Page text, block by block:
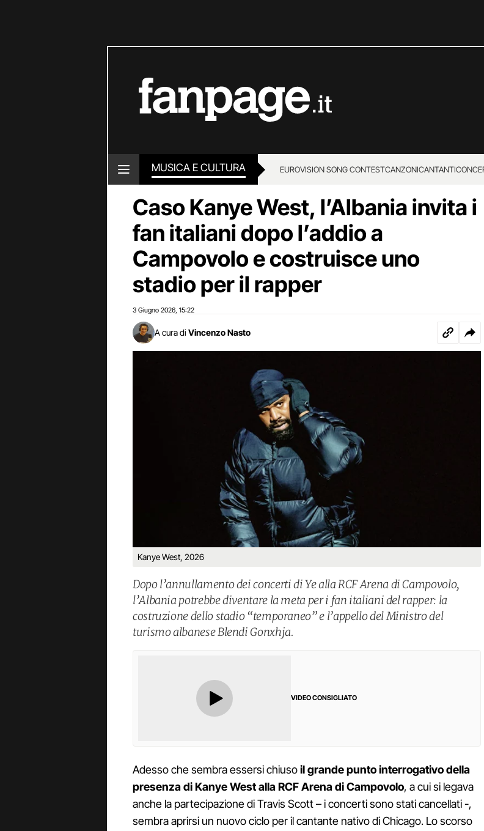
MUSICA E CULTURA EUROVISION SONG CONTESTCANZONICANTANTI
Caso Kanye West, l’Albania invita i
fan italiani dopo l’addio a
Campovolo e costruisce uno
stadio per il rapper
3 Giugno 2026 15:22
A cura di Vincenzo Nasto
Kanye West, 2026
Dopo l’annullamento dei concerti di Ye alla RCF Arena di Campovolo,
l’Albania potrebbe diventare la meta per i fan italiani del rapper: la
costruzione dello stadio “temporaneo” e l’appello del Ministro del
turismo albanese Blendi Gonxhja.
VIDEO CONSIGLIATO
Adesso che sembra essersi chiusoil grande punto interrogativo della
presenza di Kanye West alla RCF Arena di Campovolo, a cui si legava
anche la partecipazione di Travis Scott – i concerti sono stati cancellati -,
sembra aprirsi un nuovo ciclo per il cantante nativo di Chicago. Lo scorso